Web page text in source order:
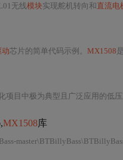
无线模块实现舵机转向和直流电
动芯片的简单代码示例。 MX1508
项目中极为典型且广泛应用的低
MX1508库